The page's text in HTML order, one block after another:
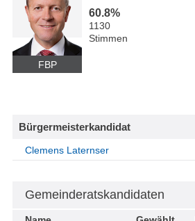
FBP
60.8%
1130
Stimmen
Bürgermeisterkandidat
Clemens Laternser
Gemeinderatskandidaten